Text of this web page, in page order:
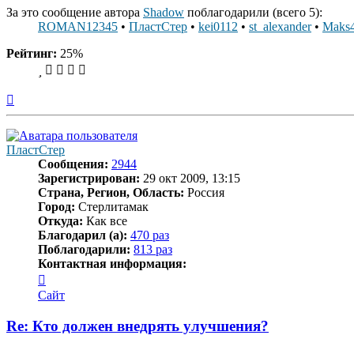
За это сообщение автора Shadow поблагодарили (всего 5):
ROMAN12345 • ПластСтер • kei0112 • st_alexander•
Рейтинг: 25%
ПластСтер
Сообщения: 2944
Зарегистрирован: 29 окт 2009, 13:15
Страна, Регион, Область: Россия
Город: Стерлитамак
Откуда: Как все
Благодарил (а): 470 раз
Поблагодарили: 813 раз
Контактная информация:
информация
пользователя
Сайт
Re: Кто должен внедрять улучшения?